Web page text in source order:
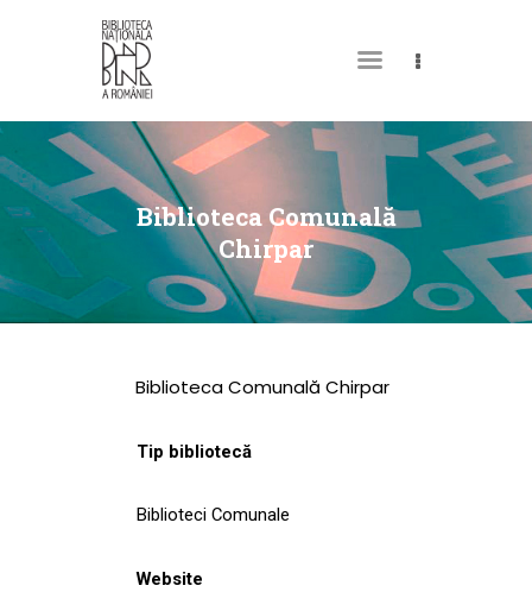
Biblioteca Comunală
Chirpar
DESPRE NOI
PERMISUL MEU DE
BIBLIOTECĂ
CATALOAGE ȘI
COLECȚII
CULTURALE
NOUTĂȚI
Biblioteca Comunală Chirpar
Tip bibliotecă
Biblioteci Comunale
Website